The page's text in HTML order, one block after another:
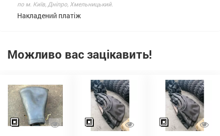
по м. Київ, Дніпро, Хмельницький.
Накладений платіж
Можливо вас зацікавить!